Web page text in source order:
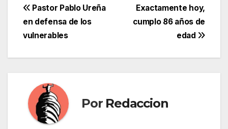
Navegación
de
entradas
Exactamente hoy,
cumplo 86 años de
edad
Pastor Pablo Ureña
en defensa de los
vulnerables
Por Redaccion